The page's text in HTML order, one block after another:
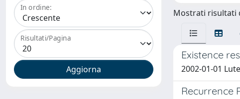
In ordine:
Risultati/Pagina
Mostrati risultati
Existence
2002-01-01
Recurrence